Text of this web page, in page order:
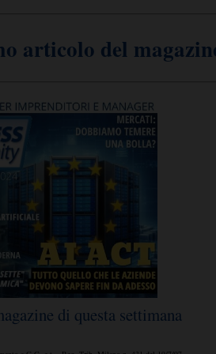
articolo del
di questa settimana